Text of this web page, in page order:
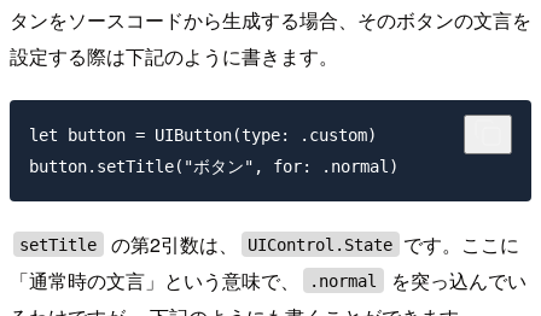
タンをソースコードから生成する場合、そのボタンの文言を
設定する際は下記のように書きます。
let button = UIButton(type: .custom)
setTitle の第2引数は、 UIControl.State
です。ここに
「通常時の文言」という意味で、
.normal
を突っ込んでい